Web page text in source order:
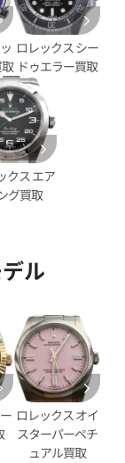
デイトナ 116509
9日時点の参考
ロレックス シー
ドゥエラー買取
クス エア
グ買取
ル
ロレックス オイ
スターパーペチ
ュアル買取